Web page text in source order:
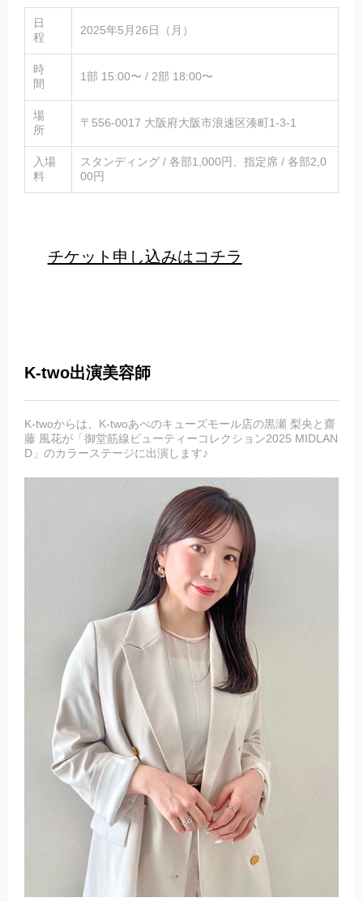
日
程
2025年5月26日（月）
時
間
1部 15:00〜 / 2部 18:00〜
場
所
〒556-0017 大阪府大阪市浪速区湊町1-3-1
入場
料
スタンディング / 各部1,000円、指定席 / 各部2,0
00円
チケット申し込みはコチラ
K-two出演美容師
K-twoからは、K-twoあべのキューズモール店の黒瀬 梨央と齋
藤 風花が「御堂筋線ビューティーコレクション2025 MIDLAN
D」のカラーステージに出演します♪